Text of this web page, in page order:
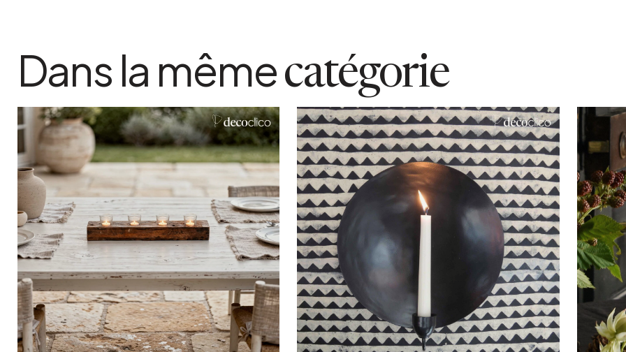
Dans la mêmecatégorie
Ajouter au panier Ajouter au panier